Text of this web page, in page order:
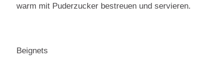
warm mit Puderzucker bestreuen und servieren.
Beignets